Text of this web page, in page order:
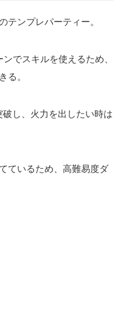
テンプレパーティー。
でスキルを使えるため、
る。
し、火力を出したい時は
ているため、高難易度ダ